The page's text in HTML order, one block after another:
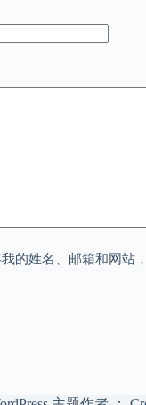
的姓名、邮箱和网站